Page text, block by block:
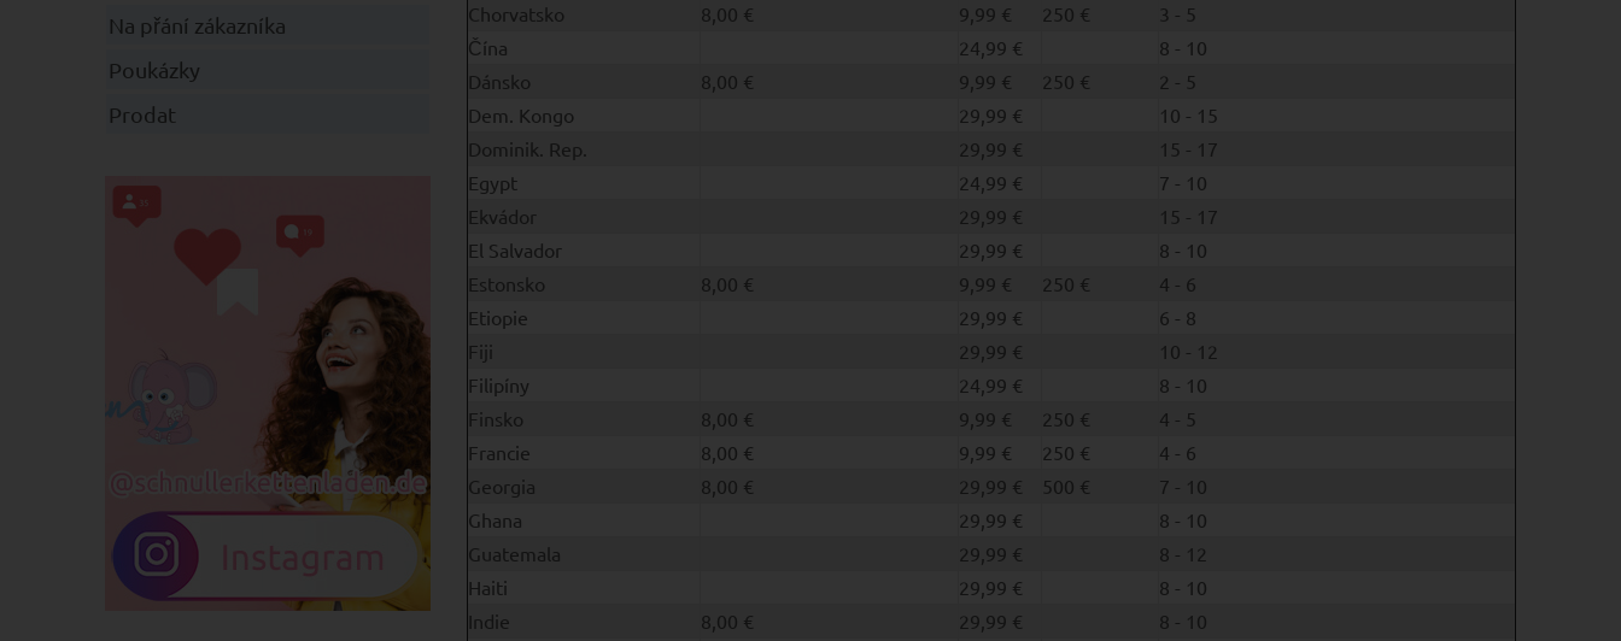
Chorvatsko
8,00 € 9,99 € 250 €
3 - 5
Čína
24,99 €
8 - 10
Dánsko
8,00 € 9,99 € 250 €
2 - 5
Dem. Kongo
29,99 €
10 - 15
Dominik. Rep.
29,99 €
15 - 17
Egypt
24,99 €
7 - 10
Ekvádor
29,99 €
15 - 17
El Salvador
29,99 €
8 - 10
Estonsko
8,00 € 9,99 € 250 €
4 - 6
Etiopie
29,99 €
6 - 8
Fiji
29,99 €
10 - 12
Filipíny
24,99 €
8 - 10
Finsko
8,00 € 9,99 € 250 €
4 - 5
Francie
8,00 € 9,99 € 250 €
4 - 6
Georgia
8,00 € 29,99 € 500 €
7 - 10
Ghana
29,99 €
8 - 10
Guatemala
29,99 €
8 - 12
Haiti
29,99 €
8 - 10
Indie
8,00 € 29,99 €
8 - 10
Na přání zákazníka
Poukázky
Prodat